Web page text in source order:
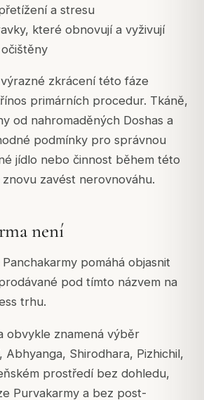
a stresu
které obnovují a vyživují
zkrácení této fáze
primárních procedur. Tkáně,
od nahromaděných Doshas a
podmínky pro správnou
jídlo nebo činnost během této
zavést nerovnováhu.
není
pomáhá objasnit
pod tímto názvem na
trhu.
obvykle znamená výběr
Abhyanga, Shirodhara, Pizhichil,
prostředí bez dohledu,
Purvakarmy a bez post-